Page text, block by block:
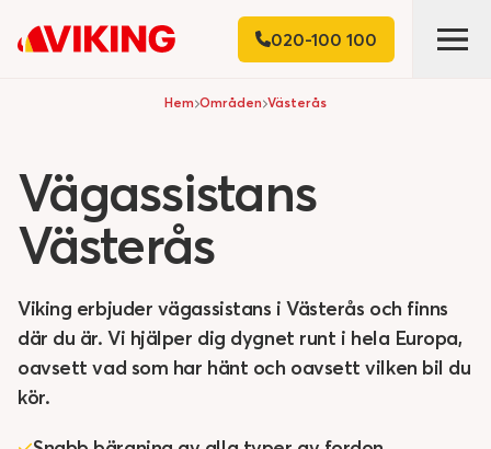
020-100 100
Hem Områden Västerås
Vägassistans
Västerås
Viking erbjuder vägassistans i Västerås och finns
där du är. Vi hjälper dig dygnet runt i hela Europa,
oavsett vad som har hänt och oavsett vilken bil du
kör.